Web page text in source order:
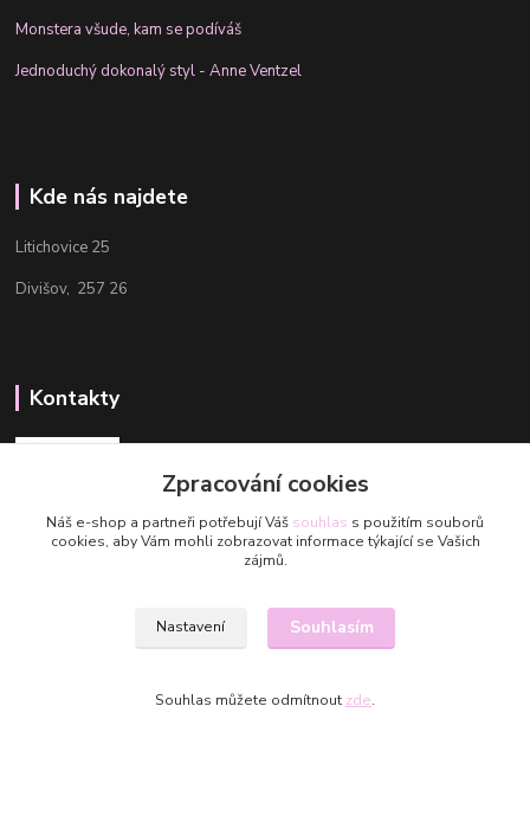
Monstera všude, kam se podíváš
Jednoduchý dokonalý styl - Anne Ventzel
Kde nás najdete
Litichovice 25
Divišov, 257 26
Kontakty
Aneta
Aneta@valmuegarn.com
Zpracování cookies
Náš e-shop a partneři potřebují Váš souhlas s použitím souborů
cookies, aby Vám mohli zobrazovat informace týkající se Vašich
zájmů.
Nastavení Souhlasím
Souhlas můžete odmítnout zde.